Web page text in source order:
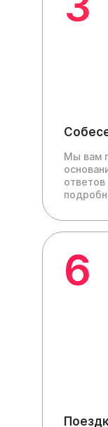
Мы вам
6